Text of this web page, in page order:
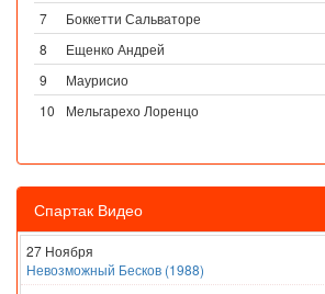
7
Боккетти Сальваторе
8
Ещенко Андрей
9
Маурисио
10
Мельгарехо Лоренцо
Спартак Видео
27 Ноября
Невозможный Бесков (1988)